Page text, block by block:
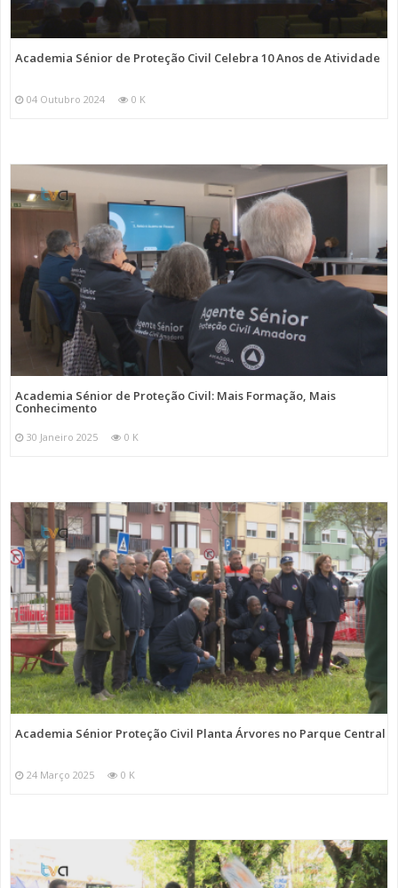
Academia Sénior de Proteção Civil Celebra 10 Anos de Atividade
04 Outubro 2024 0 K
Academia Sénior de Proteção Civil: Mais Formação, Mais
Conhecimento
30 Janeiro 2025 0 K
Academia Sénior Proteção Civil Planta Árvores no Parque Central
24 Março 2025 0 K